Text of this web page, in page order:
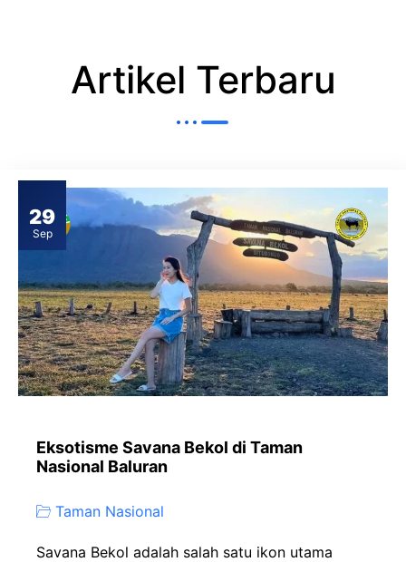
Artikel Terbaru
29
Sep
Eksotisme Savana Bekol di Taman
Nasional Baluran
Taman Nasional
Savana Bekol adalah salah satu ikon utama